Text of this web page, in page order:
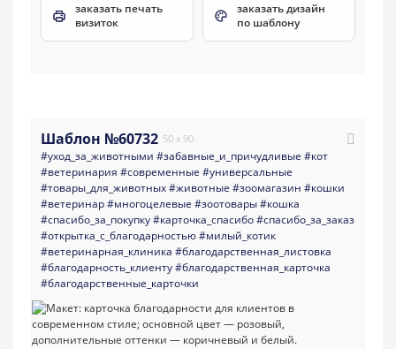
заказать печать
визиток
заказать дизайн
по шаблону
Шаблон №60732 50 x 90
#уход_за_животными #забавные_и_причудливые #кот
#ветеринария #современные #универсальные
#товары_для_животных#животные #зоомагазин #кошки
#ветеринар#многоцелевые #зоотовары#кошка
#спасибо_за_покупку#карточка_спасибо#спасибо_за_заказ
#открытка_с_благодарностью#милый_котик
#ветеринарная_клиника #благодарственная_листовка
#благодарность_клиенту#благодарственная_карточка
#благодарственные_карточки